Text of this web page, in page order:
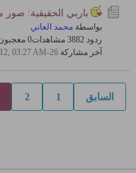
باربي الحقيقية:
بواسطة محمد العاني
ردود 2
388 مشاهدات
0 معجبون
آخر مشاركة 26-Apr-2012, 03:27 AM
السابق 1
2